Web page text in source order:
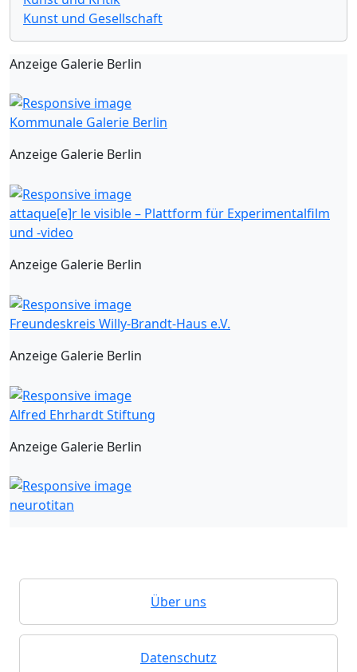
Kunst und Gesellschaft
Anzeige Galerie Berlin
Kommunale Galerie Berlin
Anzeige Galerie Berlin
attaque[e]r le visible – Plattform für Experimentalfilm
und -video
Anzeige Galerie Berlin
Freundeskreis Willy-Brandt-Haus e.V.
Anzeige Galerie Berlin
Alfred Ehrhardt Stiftung
Anzeige Galerie Berlin
neurotitan
Über uns
Datenschutz